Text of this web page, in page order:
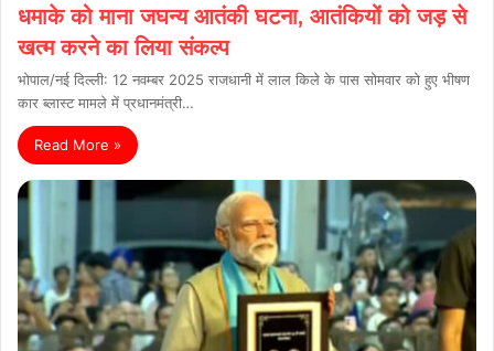
धमाके को माना जघन्य आतंकी घटना, आतंकियों को जड़ से
खत्म करने का लिया संकल्प
भोपाल/नई दिल्ली: 12 नवम्बर 2025 राजधानी में लाल किले के पास सोमवार को हुए भीषण
कार ब्लास्ट मामले में प्रधानमंत्री…
Read More »